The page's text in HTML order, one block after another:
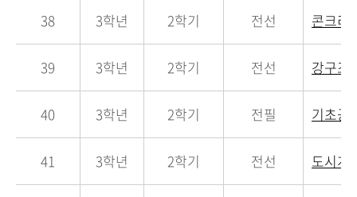
38 3학년 2학기 전선 콘크리
39 3학년 2학기 전선 강구조
40 3학년 2학기 전필 기초공
41 3학년 2학기 전선 도시계